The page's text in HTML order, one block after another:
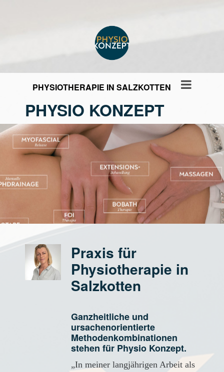
PHYSIOTHERAPIE IN SALZKOTTEN
PHYSIO KONZEPT
Praxis für
Physiotherapie in
Salzkotten
Ganzheitliche und
ursachenorientierte
Methodenkombinationen
stehen für Physio Konzept.
„In meiner langjährigen Arbeit als